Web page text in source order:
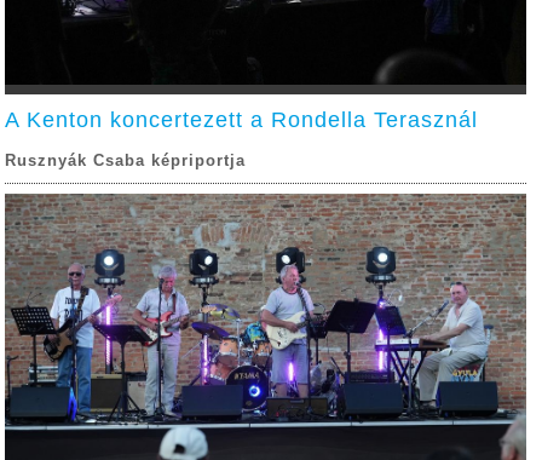
A Kenton koncertezett a Rondella Terasznál
Rusznyák Csaba képriportja